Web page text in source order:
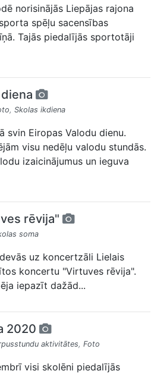
norisinājās Liepājas rajona
spēļu sacensības
Tajās piedalījās sportotāji
diena
,Skolas ikdiena
svin Eiropas Valodu dienu.
visu nedēļu valodu stundās.
izaicinājumus un ieguva
rēvija"
soma
uz koncertzāli Lielais
koncertu "Virtuves rēvija".
iepazīt dažād...
2020
aktivitātes,Foto
visi skolēni piedalījās